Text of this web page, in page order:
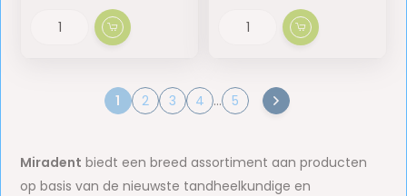
1 2 3 4 ... 5
Miradent biedt een breed assortiment aan producten
op basis van de nieuwste tandheelkundige en